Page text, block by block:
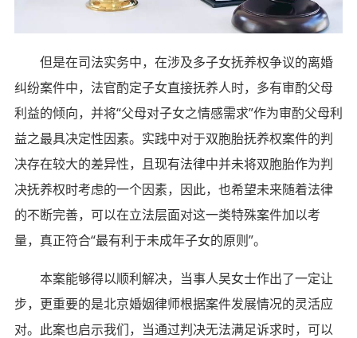
但是在司法实务中，在涉及多子女抚养权争议的离婚
纠纷案件中，法官酌定子女直接抚养人时，多有审酌父母
利益的倾向，并将“父母对子女之情感需求”作为审酌父母利
益之最具决定性因素。实践中对于双胞胎抚养权案件的判
决存在较大的差异性，且现有法律中并未将双胞胎作为判
决抚养权时考虑的一个因素，因此，也希望未来随着法律
的不断完善，可以在立法层面对这一类特殊案件加以考
量，真正符合“最有利于未成年子女的原则”。
本案能够得以顺利解决，当事人吴女士作出了一定让
步，更重要的是北京婚姻律师根据案件发展情况的灵活应
对。此案也启示我们，当通过判决无法满足诉求时，可以